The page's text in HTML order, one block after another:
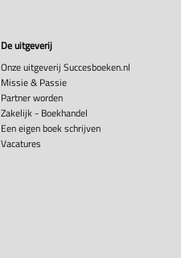
De uitgeverij
Onze uitgeverij Succesboeken.nl
Missie & Passie
Partner worden
Zakelijk - Boekhandel
Een eigen boek schrijven
Vacatures